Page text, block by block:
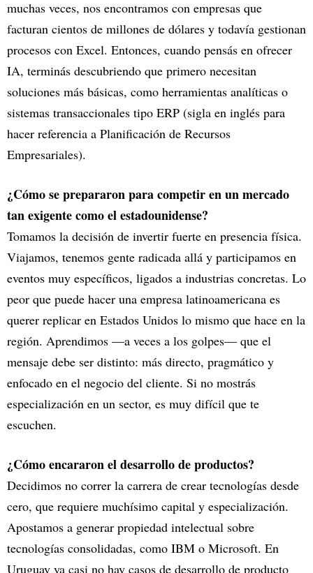
muchas veces, nos encontramos con empresas que
facturan cientos de millones de dólares y todavía gestionan
procesos con Excel. Entonces, cuando pensás en ofrecer
IA, terminás descubriendo que primero necesitan
soluciones más básicas, como herramientas analíticas o
sistemas transaccionales tipo ERP (sigla en inglés para
hacer referencia a Planificación de Recursos
Empresariales).
¿Cómo se prepararon para competir en un mercado
tan exigente como el estadounidense?
Tomamos la decisión de invertir fuerte en presencia física.
Viajamos, tenemos gente radicada allá y participamos en
eventos muy específicos, ligados a industrias concretas. Lo
peor que puede hacer una empresa latinoamericana es
querer replicar en Estados Unidos lo mismo que hace en la
región. Aprendimos —a veces a los golpes— que el
mensaje debe ser distinto: más directo, pragmático y
enfocado en el negocio del cliente. Si no mostrás
especialización en un sector, es muy difícil que te
escuchen.
¿Cómo encararon el desarrollo de productos?
Decidimos no correr la carrera de crear tecnologías desde
cero, que requiere muchísimo capital y especialización.
Apostamos a generar propiedad intelectual sobre
tecnologías consolidadas, como IBM o Microsoft. En
Uruguay ya casi no hay casos de desarrollo de producto